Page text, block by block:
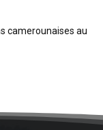
camerounaises au